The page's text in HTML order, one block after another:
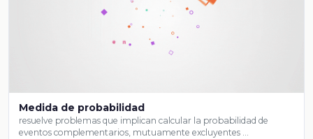
Medida de probabilidad
resuelve problemas que implican calcular la probabilidad de
eventos complementarios, mutuamente excluyentes …